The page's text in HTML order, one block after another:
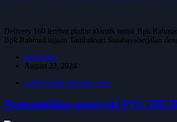
Delivery 160 lembar plafon akustik untuk
Bpk.Rahmad tujuan Tambaksari Surabayaberjalan
batubeling
August 23, 2024
cubicle toilet phenolic resin
Pengambilan material PVC HD